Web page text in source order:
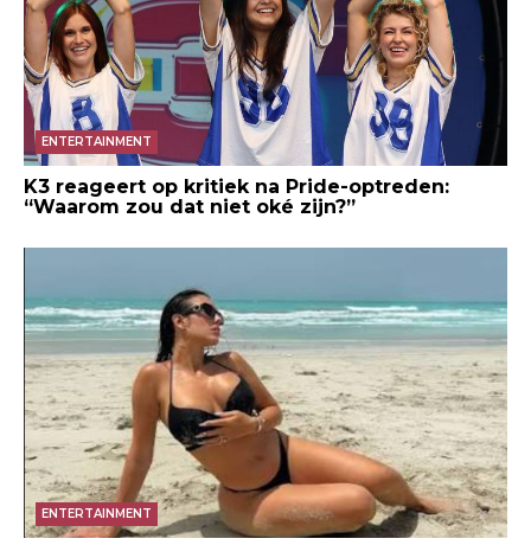
ENTERTAINMENT
K3 reageert op kritiek na Pride-optreden:
“Waarom zou dat niet oké zijn?”
ENTERTAINMENT